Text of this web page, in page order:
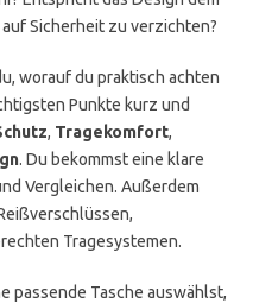
Sicherheit zu verzichten?
worauf du praktisch achten
Punkte kurz und
, Tragekomfort,
. Du bekommst eine klare
Vergleichen. Außerdem
Tragesystemen.
passende Tasche auswählst,